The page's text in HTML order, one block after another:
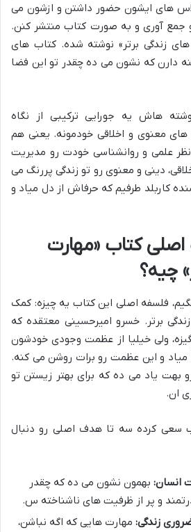
های ایشون حضور داشتن و ازشون می
جمع آوری و به صورت کتاب منتشر کنن.
زندگی برتر» نوشته شده. کتاب های
دارن که نشون می ده چقدر تو این فضا
هاش یه جورایی ترکیبی از نگاه
های معنوی و اخلاقی خودمونه. یعنی هم
علمی و روانشناسی خودت رو مدیریت
دینی و معنوی رو تو زندگی پررنگ می
کاربلد طرفیم که حرفاش از دل میاد و
کتاب «مهارت
چیه؟
فلسفه اصلی این کتاب یه چیزه: کمک
برتر. خسرو امیرحسینی معتقده که
ولی خیلیا از عظمت وجودی خودشون
میاد و این عظمت رو برات روشن می کنه.
بهت یاد می ده که برای بهتر زیستن تو
ان.
سعی کرده سه تا هدف اصلی رو دنبال
انسان: بهمون نشون می ده که چقدر
و پر از ظرفیت های ناشناخته س.
زندگی: مهارت هایی که اگه نباشن،